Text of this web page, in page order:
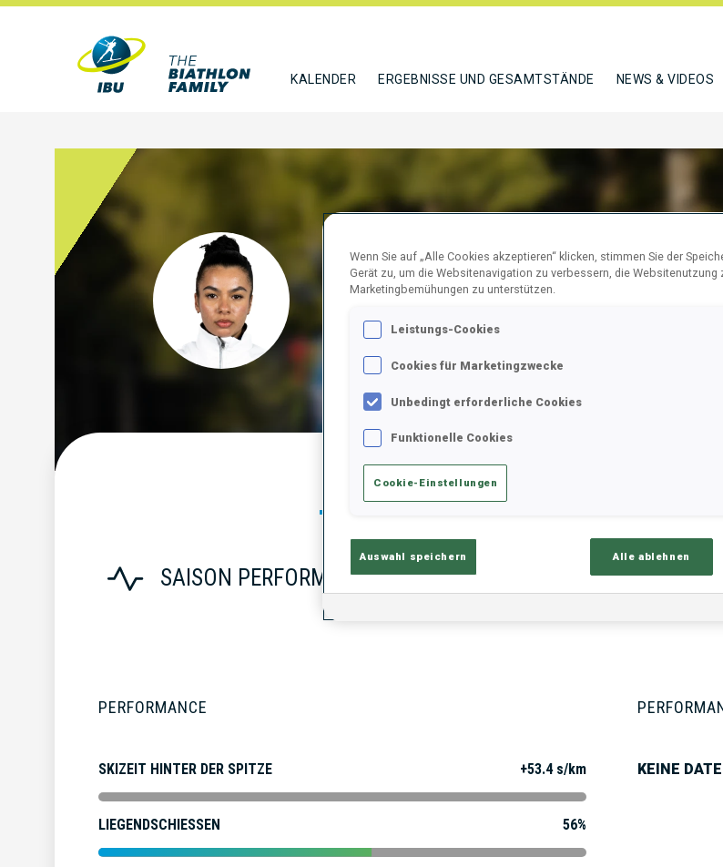
KALENDER ERGEBNISSE UND GESAMTSTÄNDE NEWS & VIDEOS
RODRIGUES REIS JULIA
FOLGEN
Statistik
SAISON PERFORMANCE
PERFORMANCE
SKIZEIT HINTER DER SPITZE +53.4 s/km
LIEGENDSCHIESSEN 56%
KEINE
Wenn Sie auf „Alle Cookies akzeptieren“ klicken, stimmen Sie der
Gerät zu, um die Websitenavigation zu verbessern, die Websitenutzung
Marketingbemühungen zu unterstützen.
Leistungs-Cookies
Cookies für Marketingzwecke
Unbedingt erforderliche Cookies
Funktionelle Cookies
Cookie-Einstellungen
Auswahl speichern Alle ablehnen